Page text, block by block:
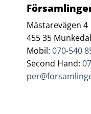
Mästarevägen 4
455 35 Munkedal
Mobil:070-540
Second Hand: